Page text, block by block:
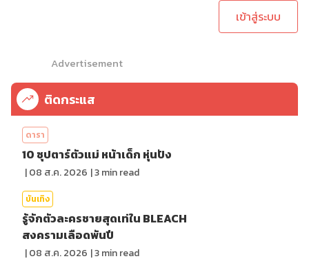
เข้าสู่ระบบ
Advertisement
ติดกระแส
ดารา
10 ซุปตาร์ตัวแม่ หน้าเด็ก หุ่นปัง
|08 ส.ค. 2026 |3min read
บันเทิง
รู้จักตัวละครชายสุดเท่ใน BLEACH
สงครามเลือดพันปี
|08 ส.ค. 2026 |3min read